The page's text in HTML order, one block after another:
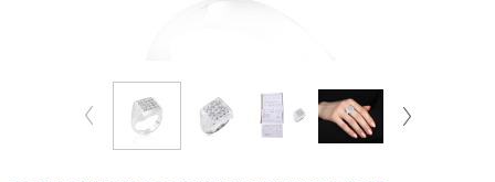
О компании